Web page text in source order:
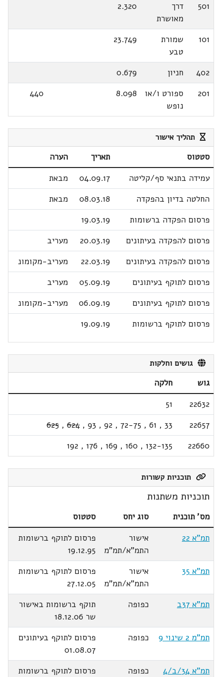
501
דרך
מאושרת
2.320
101
שמורת
טבע
23.749
402 חניון
0.679
201
ספורט ו/או
נופש
8.098
440
תהליך אישור
סטטוס תאריך
הערה
עמידה בתנאי סף/קליטה
04.09.17
מבאת
החלטה בדיון בהפקדה
08.03.18
מבאת
פרסום הפקדה ברשומות
19.03.19
פרסום להפקדה בעיתונים
20.03.19
מעריב
פרסום להפקדה בעיתונים
22.03.19
מעריב-מקומונ
פרסום לתוקף בעיתונים
05.09.19
מעריב
פרסום לתוקף בעיתונים
06.09.19
מעריב-מקומונ
פרסום לתוקף ברשומות
19.09.19
גושים וחלקות
גוש
חלקה
22632
51
22657
33
,
61
,
72-75
,
92
,
93
,
624
,
625
22660
132-135
,
160
,
169
,
176
,
192
תוכניות קשורות
תוכניות משתנות
מס' תוכנית סוג יחס
סטטוס
תמ"א 22
אישור
התמ"א/תמ"מ
פרסום לתוקף ברשומות
19.12.95
תמ"א 35
אישור
התמ"א/תמ"מ
פרסום לתוקף ברשומות
27.12.05
תמ"א 37ב
כפופה
תוקף ברשומות באישור
שר 18.12.06
תמ"מ 2 שינוי 9
כפופה
פרסום לתוקף בעיתונים
01.08.07
תמ"א 34/ב/4
כפופה
פרסום לתוקף ברשומות